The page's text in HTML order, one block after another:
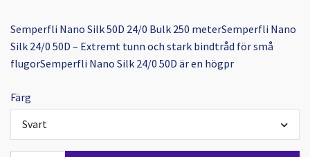
Semperfli Nano Silk 50D 24/0 Bulk 250 meterSemperfli Nano
Silk 24/0 50D – Extremt tunn och stark bindtråd för små
flugorSemperfli Nano Silk 24/0 50D är en högpr
Färg
Svart